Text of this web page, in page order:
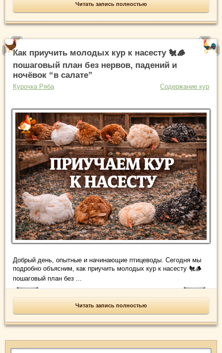
Читать запись полностью
Как приучить молодых кур к насесту 🐔🪵
пошаговый план без нервов, падений и
ночёвок “в салате”
Курочка Ряба Содержание кур
Добрый день, опытные и начинающие птицеводы. Сегодня мы
подробно объясним, как приучить молодых кур к насесту 🐔🪵
пошаговый план без ...
Читать запись полностью